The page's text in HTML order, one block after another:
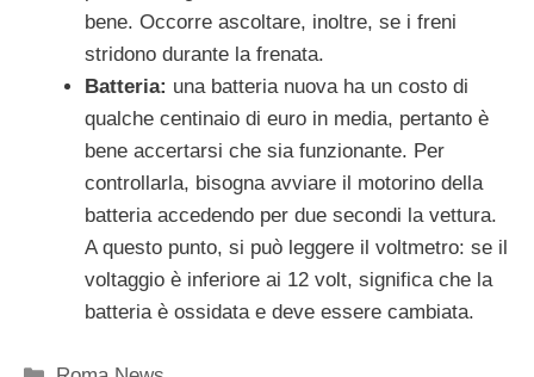
bene. Occorre ascoltare, inoltre, se i freni
stridono durante la frenata.
Batteria: una batteria nuova ha un costo di
qualche centinaio di euro in media, pertanto è
bene accertarsi che sia funzionante. Per
controllarla, bisogna avviare il motorino della
batteria accedendo per due secondi la vettura.
A questo punto, si può leggere il voltmetro: se il
voltaggio è inferiore ai 12 volt, significa che la
batteria è ossidata e deve essere cambiata.
Categorie